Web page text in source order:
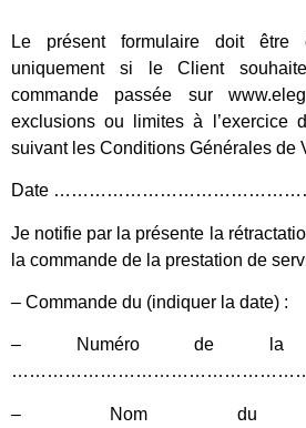
Le présent formulaire doit être
uniquement si le Client
commande passée sur
exclusions ou limites à l’exercice
suivant les Conditions Générales de
Date
Je notifie par la présente la
la commande de la prestation de
– Commande du (indiquer la date) :
– Numéro de la
– Nom du